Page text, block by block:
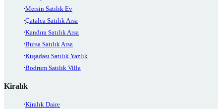
Mersin Satılık Ev
Çatalca Satılık Arsa
Kandıra Satılık Arsa
Bursa Satılık Arsa
Kuşadası Satılık Yazlık
Bodrum Satılık Villa
Kiralık
Kiralık Daire